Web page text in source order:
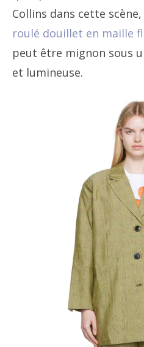
Collins dans cette
roulé douillet en maille
peut être mignon sous
et lumineuse.